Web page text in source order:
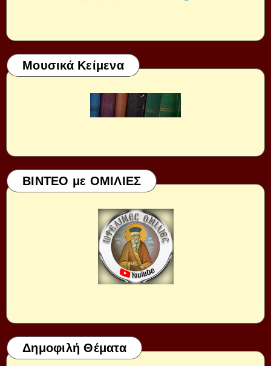
Μουσικά Κείμενα
ΒΙΝΤΕΟ με ΟΜΙΛΙΕΣ
Δημοφιλή Θέματα